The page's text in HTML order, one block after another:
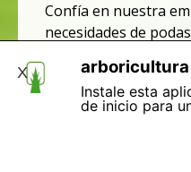
Confía en nuestra
necesidades de
empresa de tala y
podadores
fincas y parcelas,
así como
arboricultura
Instale esta
de inicio para
X